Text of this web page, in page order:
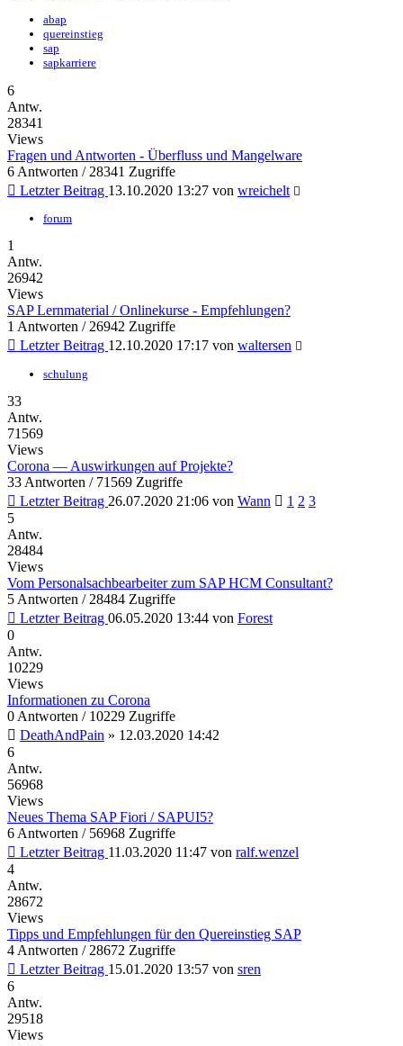
abap
quereinstieg
sap
sapkarriere
6
Antw.
28341
Views
Fragen und Antworten - Überfluss und Mangelware
6 Antworten / 28341 Zugriffe
Letzter Beitrag 13.10.2020 13:27 von wreichelt
forum
1
Antw.
26942
Views
SAP Lernmaterial / Onlinekurse - Empfehlungen?
1 Antworten / 26942 Zugriffe
Letzter Beitrag 12.10.2020 17:17 von waltersen
schulung
33
Antw.
71569
Views
Corona — Auswirkungen auf Projekte?
33 Antworten / 71569 Zugriffe
Letzter Beitrag 26.07.2020 21:06 von Wann 1 2 3
5
Antw.
28484
Views
Vom Personalsachbearbeiter zum SAP HCM Consultant?
5 Antworten / 28484 Zugriffe
Letzter Beitrag 06.05.2020 13:44 von Forest
0
Antw.
10229
Views
Informationen zu Corona
0 Antworten / 10229 Zugriffe
DeathAndPain » 12.03.2020 14:42
6
Antw.
56968
Views
Neues Thema SAP Fiori / SAPUI5?
6 Antworten / 56968 Zugriffe
Letzter Beitrag 11.03.2020 11:47 von ralf.wenzel
4
Antw.
28672
Views
Tipps und Empfehlungen für den Quereinstieg SAP
4 Antworten / 28672 Zugriffe
Letzter Beitrag 15.01.2020 13:57 von sren
6
Antw.
29518
Views